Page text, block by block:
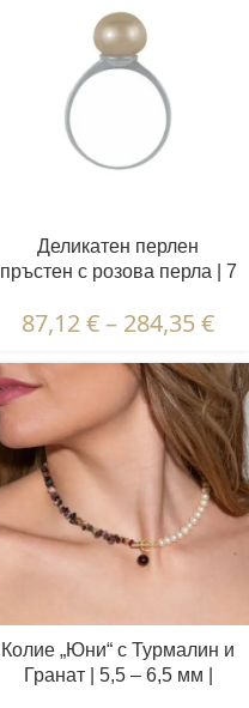
Деликатен перлен
пръстен с розова перла | 7
87,12€– 284,35€
Колие „Юни“ с Турмалин и
Гранат | 5,5 – 6,5 мм |